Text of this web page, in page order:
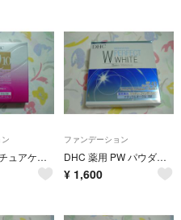
DHC モイスチュアケア クリアパウダリーファンデーション イエローオークル02
ファンデーション
DHC 薬用 PW パウダリーファンデーション ナチュラルオークル02
¥ 1,600